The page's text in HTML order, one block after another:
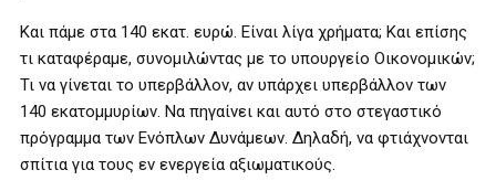
Και πάμε στα 140 εκατ. ευρώ. Είναι λίγα χρήματα; Και επίσης
τι καταφέραμε, συνομιλώντας με το υπουργείο Οικονομικών;
Τι να γίνεται το υπερβάλλον, αν υπάρχει υπερβάλλον των
140 εκατομμυρίων. Να πηγαίνει και αυτό στο στεγαστικό
πρόγραμμα των Ενόπλων Δυνάμεων. Δηλαδή, να φτιάχνονται
σπίτια για τους εν ενεργεία αξιωματικούς.